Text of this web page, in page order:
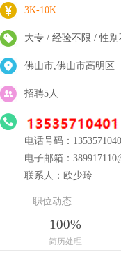
3K-10K
大专 / 经验不限 / 性
佛山市,佛山市高明区
招聘5人
电话号码：
电子邮箱：
联系人：欧少玲
职位动态
100%
简历处理